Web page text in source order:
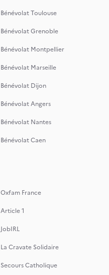
Bénévolat Toulouse
Bénévolat Grenoble
Bénévolat Montpellier
Bénévolat Marseille
Bénévolat Dijon
Bénévolat Angers
Bénévolat Nantes
Bénévolat Caen
Oxfam France
Article 1
JobIRL
La Cravate Solidaire
Secours Catholique